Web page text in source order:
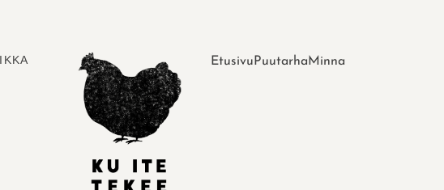
Etusivu Puutarha Minna